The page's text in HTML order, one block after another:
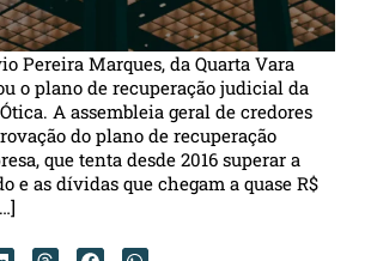
Pereira Marques, da Quarta Vara
o plano de recuperação judicial da
A assembleia geral de credores
do plano de recuperação
que tenta desde 2016 superar a
e as dívidas que chegam a quase R$